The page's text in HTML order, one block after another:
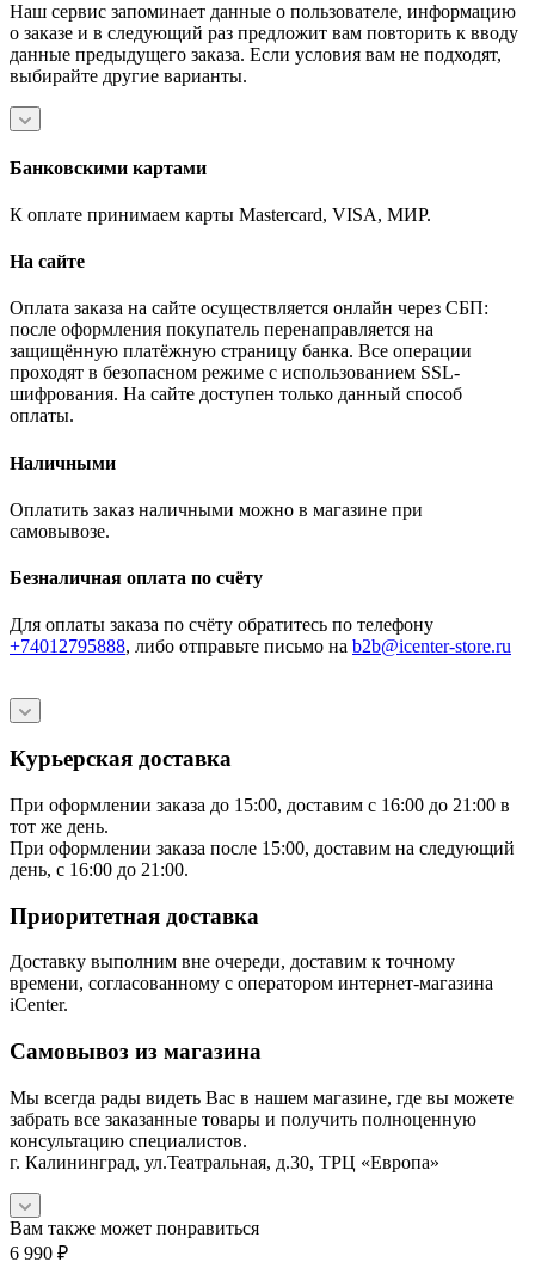
Наш сервис запоминает данные о пользователе, информацию
о заказе и в следующий раз предложит вам повторить к вводу
данные предыдущего заказа. Если условия вам не подходят,
выбирайте другие варианты.
Банковскими картами
К оплате принимаем карты Mastercard, VISA, МИР.
На сайте
Оплата заказа на сайте осуществляется онлайн через СБП:
после оформления покупатель перенаправляется на
защищённую платёжную страницу банка. Все операции
проходят в безопасном режиме с использованием SSL-
шифрования. На сайте доступен только данный способ
оплаты.
Наличными
Оплатить заказ наличными можно в магазине при
самовывозе.
Безналичная оплата по счёту
Для оплаты заказа по счёту обратитесь по телефону
+74012795888, либо отправьте письмо на b2b@icenter-store.ru
Курьерская доставка
При оформлении заказа до 15:00, доставим с 16:00 до 21:00 в
тот же день.
При оформлении заказа после 15:00, доставим на следующий
день, с 16:00 до 21:00.
Приоритетная доставка
Доставку выполним вне очереди, доставим к точному
времени, согласованному с оператором интернет-магазина
iCenter.
Самовывоз из магазина
Мы всегда рады видеть Вас в нашем магазине, где вы можете
забрать все заказанные товары и получить полноценную
консультацию специалистов.
г. Калининград, ул.Театральная, д.30, ТРЦ «Европа»
Вам также может понравиться
6 990 ₽